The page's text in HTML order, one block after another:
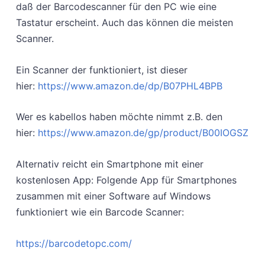
daß der Barcodescanner für den PC wie eine
Tastatur erscheint. Auch das können die meisten
Scanner.
Ein Scanner der funktioniert, ist dieser
hier: https://www.amazon.de/dp/B07PHL4BPB
Wer es kabellos haben möchte nimmt z.B. den
hier: https://www.amazon.de/gp/product/B00IOGSZ04
Alternativ reicht ein Smartphone mit einer
kostenlosen App: Folgende App für Smartphones
zusammen mit einer Software auf Windows
funktioniert wie ein Barcode Scanner:
https://barcodetopc.com/